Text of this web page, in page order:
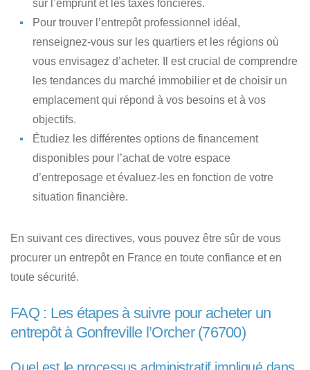
sur l’emprunt et les taxes foncières.
Pour trouver l’entrepôt professionnel idéal ,
renseignez-vous sur les quartiers et les régions où
vous envisagez d’acheter. Il est crucial de comprendre
les tendances du marché immobilier et de choisir un
emplacement qui répond à vos besoins et à vos
objectifs.
Étudiez les différentes options de financement
disponibles pour l’achat de votre espace
d’entreposage et évaluez-les en fonction de votre
situation financière.
En suivant ces directives, vous pouvez être sûr de vous
procurer un entrepôt en France en toute confiance et en
toute sécurité.
FAQ : Les étapes à suivre pour acheter un
entrepôt à Gonfreville l’Orcher (76700)